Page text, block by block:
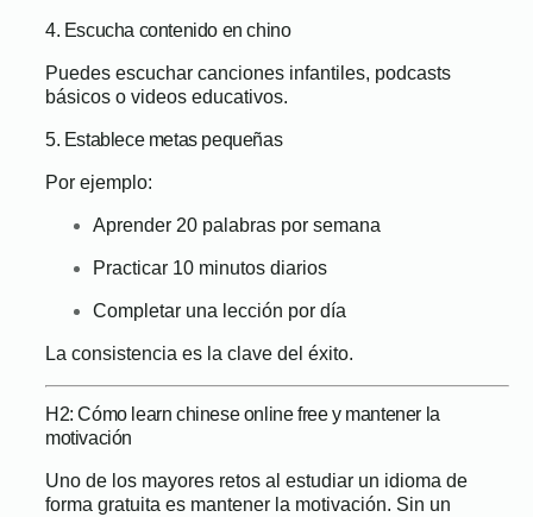
4. Escucha contenido en chino
Puedes escuchar canciones infantiles, podcasts
básicos o videos educativos.
5. Establece metas pequeñas
Por ejemplo:
Aprender 20 palabras por semana
Practicar 10 minutos diarios
Completar una lección por día
La consistencia es la clave del éxito.
H2: Cómo learn chinese online free y mantener la
motivación
Uno de los mayores retos al estudiar un idioma de
forma gratuita es mantener la motivación. Sin un